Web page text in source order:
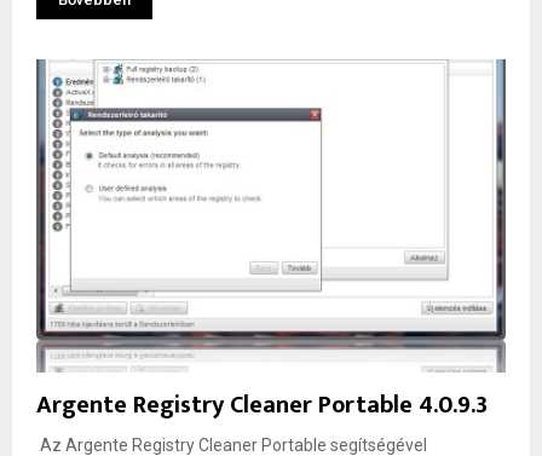
Argente Registry Cleaner Portable 4.0.9.3
Az Argente Registry Cleaner Portable segítségével